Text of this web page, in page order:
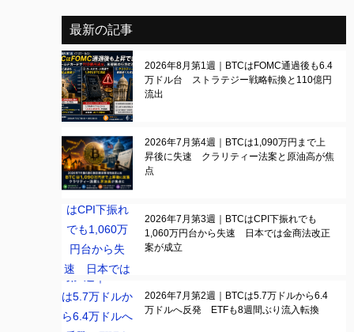
最新の記事
2026年8月第1週｜BTCはFOMC通過後も6.4
万ドル台 ストラテジー戦略転換と110億円
流出
2026年7月第4週｜BTCは1,090万円まで上
昇後に失速 クラリティー法案と原油高が焦
点
2026年7月第3週｜BTCはCPI下振れでも
1,060万円台から失速 日本では金商法改正
案が成立
2026年7月第2週｜BTCは5.7万ドルから6.4
万ドルへ反発 ETFも8週間ぶり流入転換